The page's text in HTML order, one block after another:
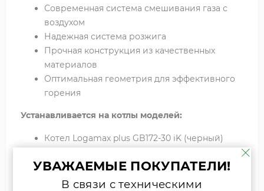
Современная система смешивания газа с
воздухом
Надежная система розжига
Прочная конструкция из качественных
материалов
Оптимальная геометрия для эффективного
горения
Устанавливается на котлы моделей:
Котел Logamax plus GB172-30 iK (черный)
Котел Logamax plus GB172-42 i (черный)
Котел настенный газовый GC7000iW 30/35C
УВАЖАЕМЫЕ ПОКУПАТЕЛИ!
В связи с техническими